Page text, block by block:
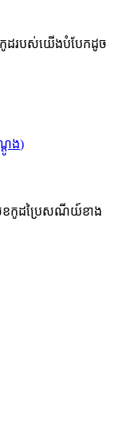
កូដរបស់យើងបំបែកដូច
ដូង)
េខកូដប្រៃសណីយ៍ខាង